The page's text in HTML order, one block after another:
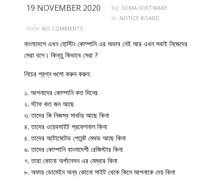
19 NOVEMBER 2020 by: SOMA SOFTWARE
in: NOTICE BOARD
note: NO COMMENTS
বাংলাদেশে এখন হোস্টিং কোম্পানি এর অভাব নেই আর এখন সবাই নিজেদের
সেরা বলে। কিন্তু কিভাবে সেরা ?
নিচের প্রশ্ন গুলো করুন করুন:
১. আপনাদের কোম্পানি কত দিনের
২. স্টাফ কত জন আছে
৩. তাদের কি নিজস্ব সার্ভার আছে কিনা
৪. তাদের ওয়েবসাইট প্রফেশনাল কিনা
৫. তাদের অটোমেটেড পেমেন্ট মেথড আছে কিনা
৬. তাদের কোম্পানি বাংলাদেশী রেজিস্টার কিনা
৭. তারা কোনো অর্গানেসন এর মেম্বার কিনা
৮. অফার ডোমেইন অন্য কোনো সাইট থেকে কিনে আপনাকে দেয় কিনা